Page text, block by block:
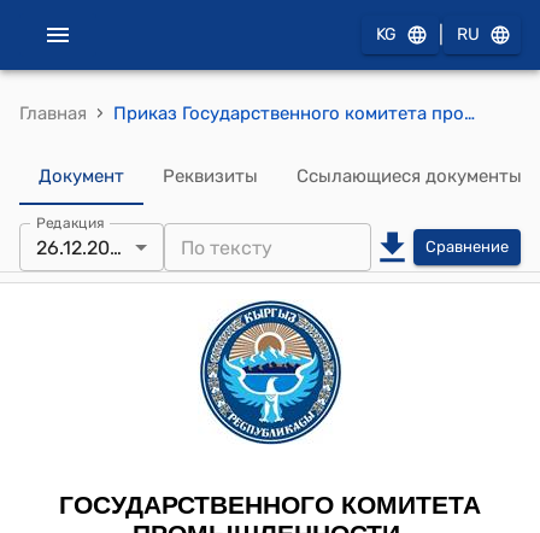
KG RU
Главная › Приказ Государственного комитета промышленности, энергетики и недропользования Кыргызской Республики от 24 апреля 2018 года № 01-7/203 "Об утверждении Правил безопасности производственных процессов добычи полезных ископаемых открытым способом"
Документ Реквизиты Ссылающиеся документы
Редакция
26.12.2026 Сравнение